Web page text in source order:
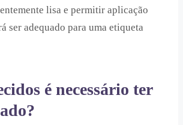
lisa e permitir aplicação
ser adequado para uma etiqueta
é necessário ter